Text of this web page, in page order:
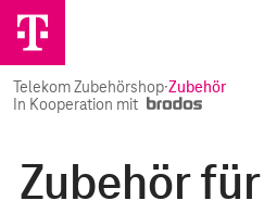
Telekom Zubehörshop·Zubehör
In Kooperation mit
Zubehör